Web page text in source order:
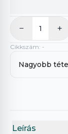
− 1 +
Cikkszám: -
Nagyobb
Leírás